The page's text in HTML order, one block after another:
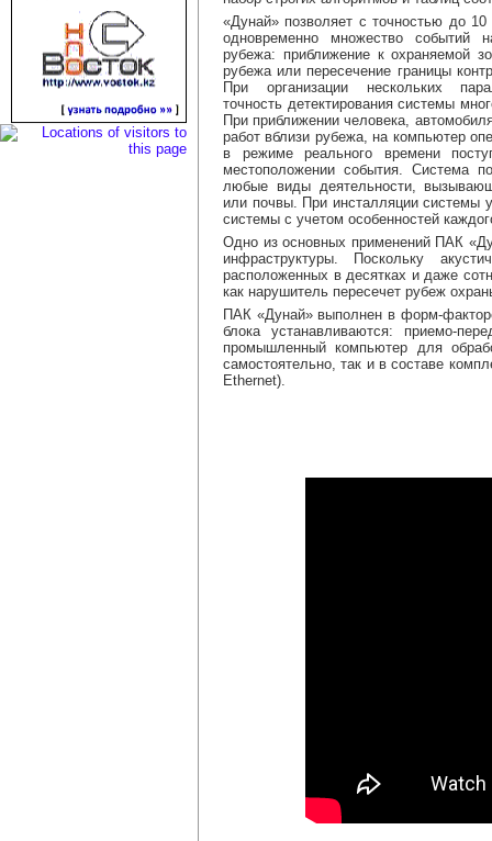
«Дунай» позволяет с точностью до
одновременно множество событий
рубежа: приближение к охраняемой
рубежа или пересечение границы
При организации нескольких
точность детектирования системы
При приближении человека,
работ вблизи рубежа, на компьютер
в режиме реального времени
местоположении события. Система
любые виды деятельности,
или почвы. При инсталляции системы
системы с учетом особенностей
Одно из основных применений ПАК
инфраструктуры. Поскольку
расположенных в десятках и даже
как нарушитель пересечет рубеж
ПАК «Дунай» выполнен в форм-
блока устанавливаются: приемо-
промышленный компьютер для
самостоятельно, так и в составе
Ethernet).